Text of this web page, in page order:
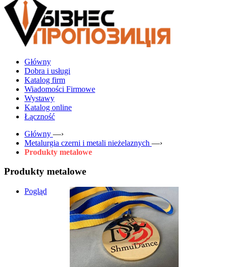
Główny
Dobra i usługi
Katalog firm
Wiadomości Firmowe
Wystawy
Katalog online
Łączność
Główny —›
Metalurgia czerni i metali nieżelaznych —›
Produkty metalowe
Produkty metalowe
Pogląd